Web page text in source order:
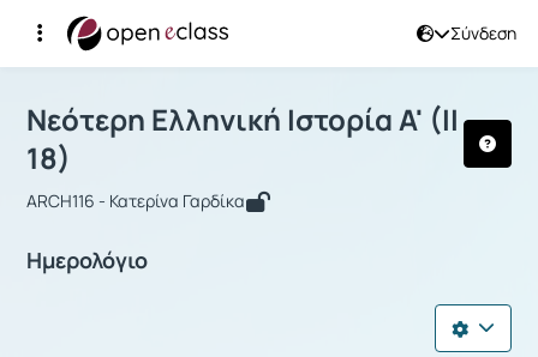
Σύνδεση
Μάθημα : Νεότερη Ελληνική Iστορία
Νεότερη Ελληνική Iστορία Α' (ΙΙ
18)
ARCH116 - Κατερίνα Γαρδίκα
Ημερολόγιο